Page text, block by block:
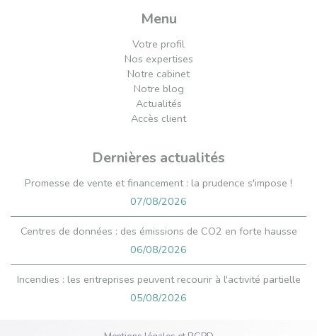
Menu
Votre profil
Nos expertises
Notre cabinet
Notre blog
Actualités
Accès client
Dernières actualités
Promesse de vente et financement : la prudence s'impose !
07/08/2026
Centres de données : des émissions de CO2 en forte hausse
06/08/2026
Incendies : les entreprises peuvent recourir à l'activité partielle
05/08/2026